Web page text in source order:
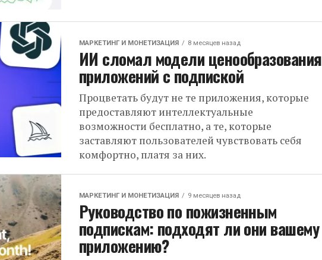
МАРКЕТИНГ И МОНЕТИЗАЦИЯ 8 месяцев назад
ИИ сломал модели ценообразования
приложений с подпиской
Процветать будут не те приложения, которые
предоставляют интеллектуальные
возможности бесплатно, а те, которые
заставляют пользователей чувствовать себя
комфортно, платя за них.
МАРКЕТИНГ И МОНЕТИЗАЦИЯ 9 месяцев назад
Руководство по пожизненным
подпискам: подходят ли они вашему
приложению?